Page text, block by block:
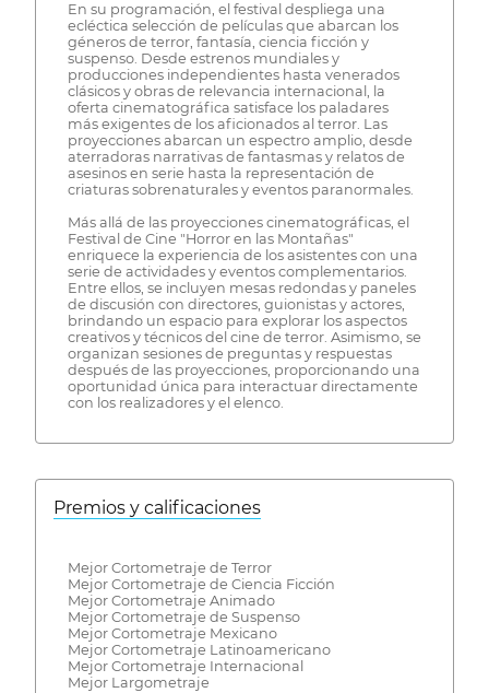
En su programación, el festival despliega una
ecléctica selección de películas que abarcan los
géneros de terror, fantasía, ciencia ficción y
suspenso. Desde estrenos mundiales y
producciones independientes hasta venerados
clásicos y obras de relevancia internacional, la
oferta cinematográfica satisface los paladares
más exigentes de los aficionados al terror. Las
proyecciones abarcan un espectro amplio, desde
aterradoras narrativas de fantasmas y relatos de
asesinos en serie hasta la representación de
criaturas sobrenaturales y eventos paranormales.
Más allá de las proyecciones cinematográficas, el
Festival de Cine "Horror en las Montañas"
enriquece la experiencia de los asistentes con una
serie de actividades y eventos complementarios.
Entre ellos, se incluyen mesas redondas y paneles
de discusión con directores, guionistas y actores,
brindando un espacio para explorar los aspectos
creativos y técnicos del cine de terror. Asimismo, se
organizan sesiones de preguntas y respuestas
después de las proyecciones, proporcionando una
oportunidad única para interactuar directamente
con los realizadores y el elenco.
Premios y calificaciones
Mejor Cortometraje de Terror
Mejor Cortometraje de Ciencia Ficción
Mejor Cortometraje Animado
Mejor Cortometraje de Suspenso
Mejor Cortometraje Mexicano
Mejor Cortometraje Latinoamericano
Mejor Cortometraje Internacional
Mejor Largometraje